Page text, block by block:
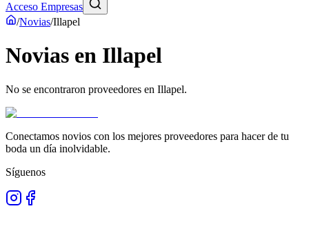
Acceso Empresas
/Novias/Illapel
Novias en Illapel
No se encontraron proveedores en Illapel.
Conectamos novios con los mejores proveedores para hacer de tu
boda un día inolvidable.
Síguenos